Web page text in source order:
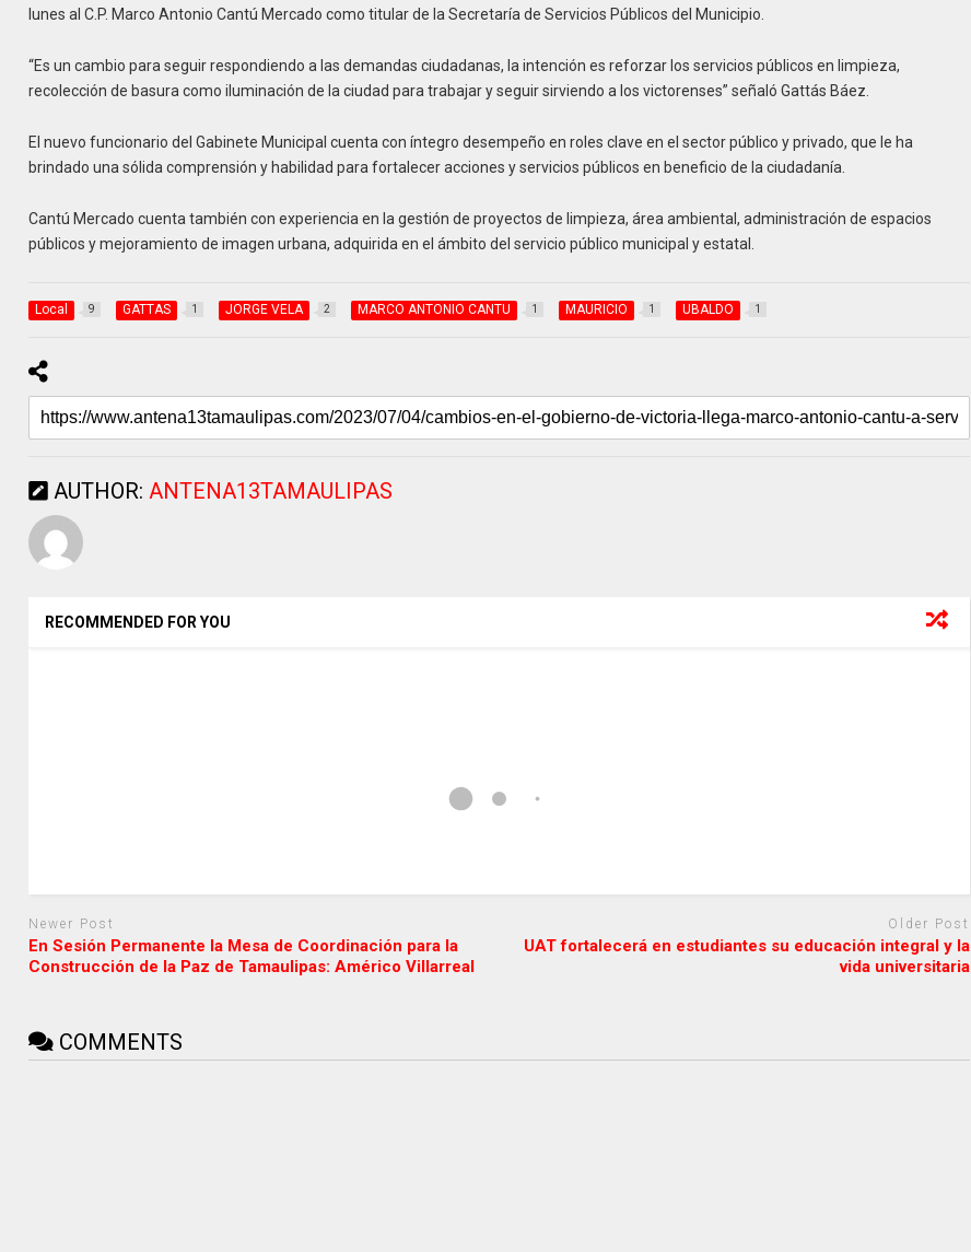
lunes al C.P. Marco Antonio Cantú Mercado como titular de la Secretaría de Servicios Públicos del Municipio.
“Es un cambio para seguir respondiendo a las demandas ciudadanas, la intención es reforzar los servicios públicos en limpieza,
recolección de basura como iluminación de la ciudad para trabajar y seguir sirviendo a los victorenses” señaló Gattás Báez.
El nuevo funcionario del Gabinete Municipal cuenta con íntegro desempeño en roles clave en el sector público y privado, que le ha
brindado una sólida comprensión y habilidad para fortalecer acciones y servicios públicos en beneficio de la ciudadanía.
Cantú Mercado cuenta también con experiencia en la gestión de proyectos de limpieza, área ambiental, administración de espacios
públicos y mejoramiento de imagen urbana, adquirida en el ámbito del servicio público municipal y estatal.
Local 9 GATTAS 1 JORGE VELA 2 MARCO ANTONIO CANTU 1 MAURICIO 1 UBALDO 1
AUTHOR: ANTENA13TAMAULIPAS
RECOMMENDED FOR YOU
Newer Post
En Sesión Permanente la Mesa de Coordinación para la
Construcción de la Paz de Tamaulipas: Américo Villarreal
Older Post
UAT fortalecerá en estudiantes su educación integral y la
vida universitaria
COMMENTS